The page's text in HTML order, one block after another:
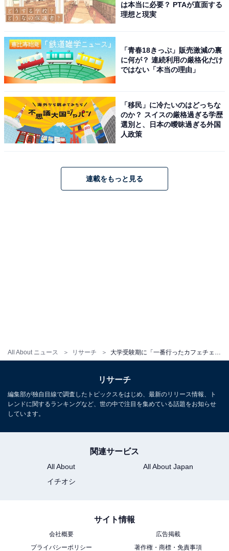
All About ニュース リサーチ 大学受験期に「一番行ったカフェチェーン」ランキング！ 「コメダ珈琲店」を抑えた1位は？
は本当に必要？ PTAが直面する
理想と現実
「青春18きっぷ」販売激減の裏
に何が？ 連続利用の厳格化だけ
ではない「本当の理由」
「移民」に冷たいのはどっちな
のか？ スイスの厳格過ぎる学歴
選別と、日本の曖昧過ぎる外国
人政策
連載をもっと見る
リサーチ
編集部が独自目線で調査したトピックスをはじめ、最新のリリース情報、ト
レンドに関するランキングなど、世の中で注目を集めている話題をお知らせ
しています。
関連サービス
All About
All About Japan
イチオシ
サイト情報
会社概要
広告掲載
プライバシーポリシー
著作権・商標・免責事項